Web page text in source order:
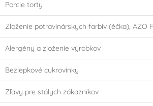
Porcie torty
Zloženie potravinárskych farbív (éčka), AZO
Alergény a zloženie výrobkov
Bezlepkové cukrovinky
Zľavy pre stálych zákazníkov